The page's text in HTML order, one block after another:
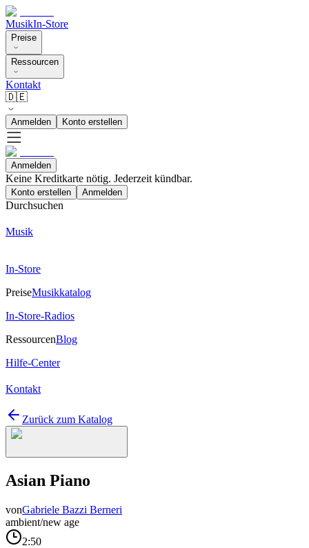
MusikIn-Store
Preise
Ressourcen
Kontakt
🇩🇪
Anmelden Konto erstellen
Anmelden
Keine Kreditkarte nötig. Jederzeit kündbar.
Konto erstellen Anmelden
Durchsuchen
Musik
In-Store
PreiseMusikkatalog
In-Store-Radios
RessourcenBlog
Hilfe-Center
Kontakt
Zurück zum Katalog
Asian Piano
vonGabriele Bazzi Berneri
ambient/new age
2:50